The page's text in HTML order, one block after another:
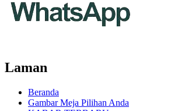
Laman
Beranda
Gambar Meja Pilihan Anda